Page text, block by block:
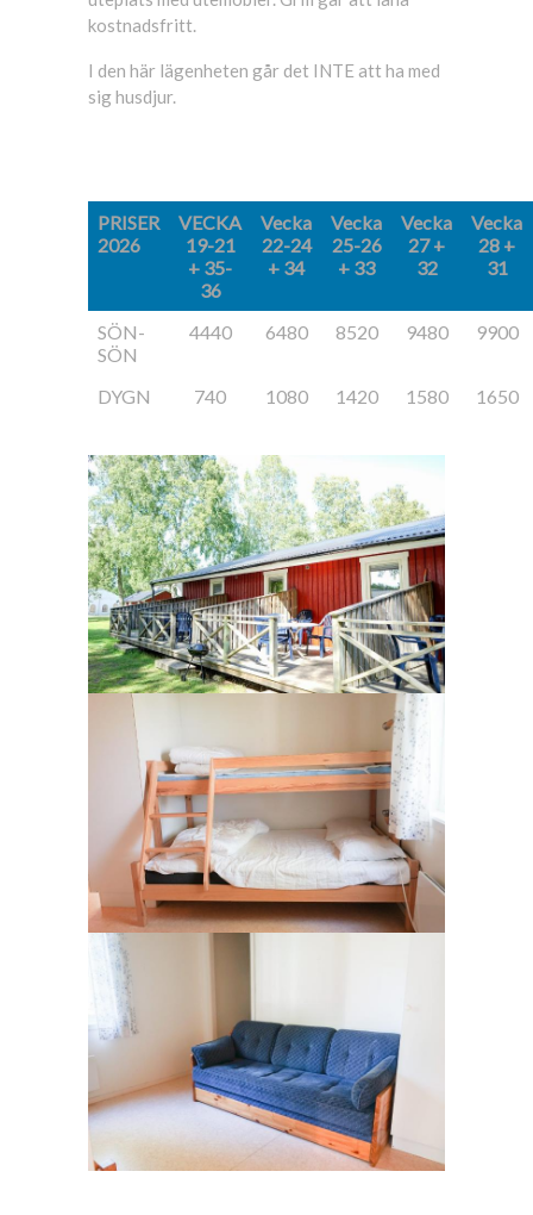
kostnadsfritt.
I den här lägenheten går det INTE att ha med
sig husdjur.
PRISER
2026
VECKA
19-21
+ 35-
36
Vecka
22-24
+ 34
Vecka
25-26
+ 33
Vecka
27 +
32
Vecka
28 +
31
SÖN-
SÖN
4440 6480 8520 9480 9900
DYGN 740 1080 1420 1580 1650